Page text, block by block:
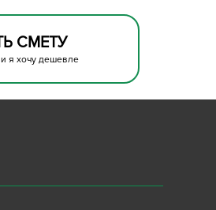
СМЕТУ
я хочу дешевле